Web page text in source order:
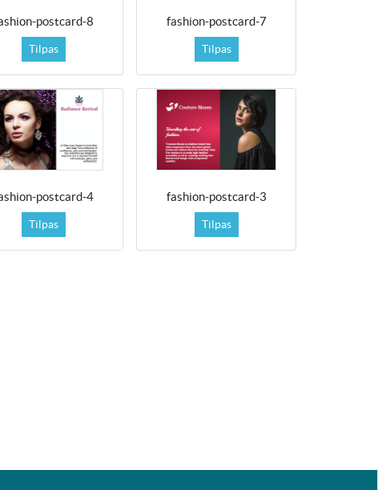
postcard-8
Tilpas
fashion-postcard-7
Tilpas
postcard-4
Tilpas
fashion-postcard-3
Tilpas